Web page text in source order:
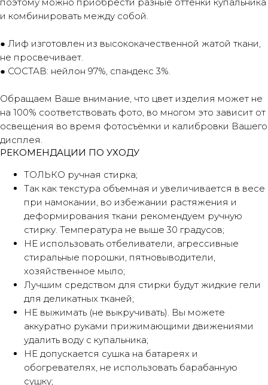
и комбинировать между собой.
● Лиф изготовлен из высококачественной жатой ткани,
не просвечивает.
● СОСТАВ: нейлон 97%, спандекс 3%.
Обращаем Ваше внимание, что цвет изделия может не
на 100% соответствовать фото, во многом это зависит от
освещения во время фотосъёмки и калибровки Вашего
дисплея.
РЕКОМЕНДАЦИИ ПО УХОДУ
ТОЛЬКО ручная стирка;
Так как текстура объемная и увеличивается в весе
при намокании, во избежании растяжения и
деформирования ткани рекомендуем ручную
стирку. Температура не выше 30 градусов;
НЕ использовать отбеливатели, агрессивные
стиральные порошки, пятновыводители,
хозяйственное мыло;
Лучшим средством для стирки будут жидкие гели
для деликатных тканей;
НЕ выжимать (не выкручивать). Вы можете
аккуратно руками прижимающими движениями
удалить воду с купальника;
НЕ допускается сушка на батареях и
обогревателях, не использовать барабанную
сушку;